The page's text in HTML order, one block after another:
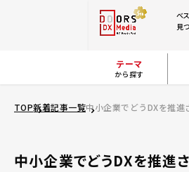
ベ
見
テーマ
から探す
TOP新着記事一覧
中小企業でどうDXを推進